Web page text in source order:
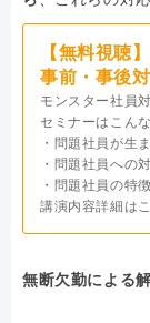
【無料視聴
事前・事後
モンスター社員
セミナーはこん
・問題社員が生
・問題社員への
・問題社員の特
講演内容詳細は
無断欠勤による